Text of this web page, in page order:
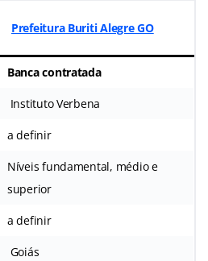
Prefeitura Buriti Alegre GO
Banca contratada
Instituto Verbena
a definir
Níveis fundamental, médio e
superior
a definir
Goiás